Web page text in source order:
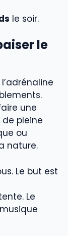
le soir.
le
une
pleine
ou
nature.
Le but est
Le